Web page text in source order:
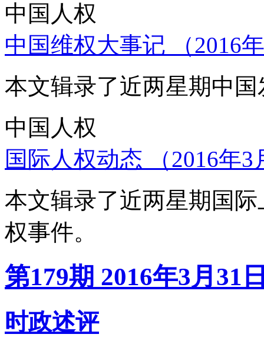
中国人权
中国维权大事记 （2016
本文辑录了近两星期中
中国人权
国际人权动态 （2016年
本文辑录了近两星期国
权事件。
第179期 2016年3月31
时政述评